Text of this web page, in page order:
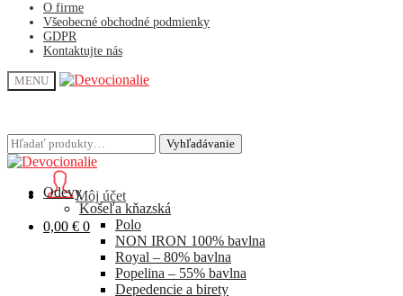
O firme
Všeobecné obchodné podmienky
GDPR
Kontaktujte nás
MENU
Hľadať: Vyhľadávanie
Môj účet
0,00 € 0
Hľadať: Vyhľadávanie
Odevy
Košeľa kňazská
Polo
NON IRON 100% bavlna
Royal – 80% bavlna
Popelina – 55% bavlna
Depedencie a birety